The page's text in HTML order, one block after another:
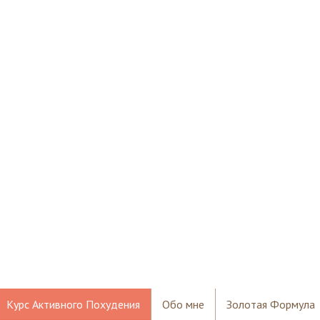
Курс Активного Похудения Обо мне Золотая Формула